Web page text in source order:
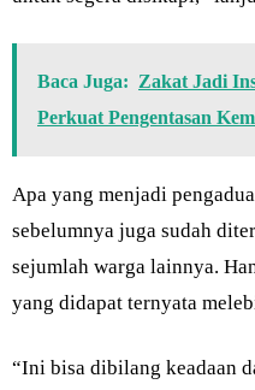
Baca Juga: Zakat Jadi
Perkuat Pengentasan
Apa yang menjadi
sebelumnya juga sudah
sejumlah warga lainnya.
yang didapat ternyata
“Ini bisa dibilang keadaan